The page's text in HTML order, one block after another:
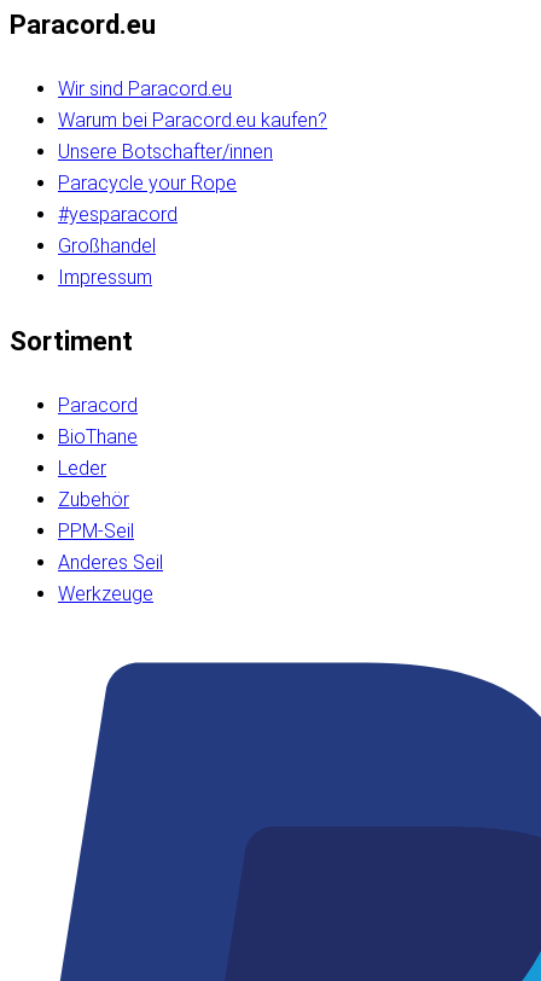
Paracord.eu
Wir sind Paracord.eu
Warum bei Paracord.eu kaufen?
Unsere Botschafter/innen
Paracycle your Rope
#yesparacord
Großhandel
Impressum
Sortiment
Paracord
BioThane
Leder
Zubehör
PPM-Seil
Anderes Seil
Werkzeuge